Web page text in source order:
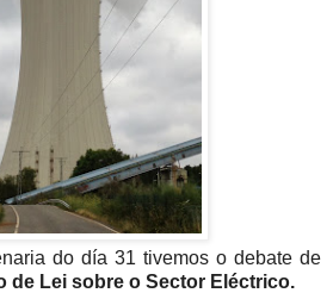
do día 31 tivemos o debate de
de Lei sobre o Sector Eléctrico.